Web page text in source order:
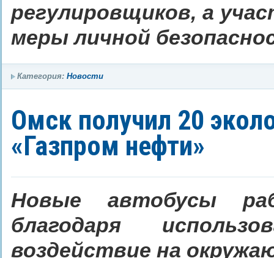
регулировщиков, а
меры личной
Категория: Новости
Омск получил 20
«Газпром нефти»
Новые автобусы
благодаря
воздействие на